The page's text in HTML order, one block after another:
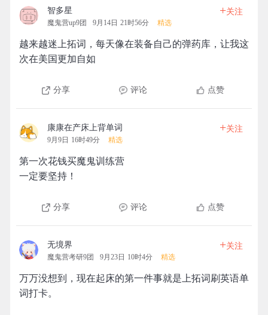
智多星
魔鬼营up9团 9月14日 21时56分 精选
+关注
越来越迷上拓词，每天像在装备自己的弹药库，让我这
次在美国更加自如
分享 评论 点赞
康康在产床上背单词
9月9日 16时49分 精选
+关注
第一次花钱买魔鬼训练营
一定要坚持！
分享 评论 点赞
无境界
魔鬼营考研9团 9月23日 10时4分 精选
+关注
万万没想到，现在起床的第一件事就是上拓词刷英语单
词打卡。